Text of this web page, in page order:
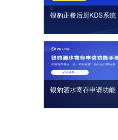
银豹正餐后厨KDS系统
银豹酒水寄存申请功能